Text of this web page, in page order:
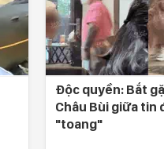
Độc quyền: Bắt
Châu Bùi giữa tin
"toang"